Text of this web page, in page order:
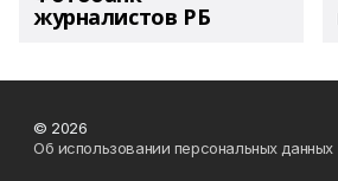
журналистов РБ
© 2026
Об использовании персональных данных